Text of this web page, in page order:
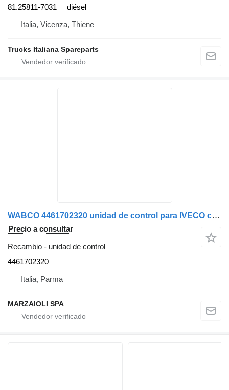
81.25811-7031
diésel
Italia, Vicenza, Thiene
Trucks Italiana Spareparts
WABCO 4461702320 unidad de control para IVECO camión
Precio a consultar
Recambio - unidad de control
4461702320
Italia, Parma
MARZAIOLI SPA